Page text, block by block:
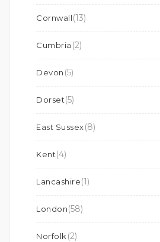
Cornwall(13)
Cumbria (2)
Devon (5)
Dorset(5)
East Sussex(8)
Kent(4)
Lancashire(1)
London(58)
Norfolk (2)